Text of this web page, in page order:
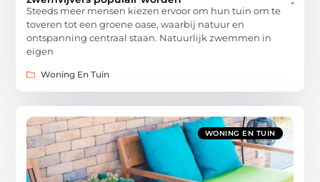
Steeds meer mensen kiezen ervoor om hun tuin om te
toveren tot een groene oase, waarbij natuur en
ontspanning centraal staan. Natuurlijk zwemmen in
eigen
Woning En Tuin
WONING EN TUIN